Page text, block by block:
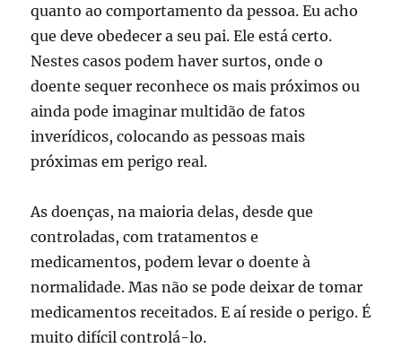
quanto ao comportamento da pessoa. Eu acho
que deve obedecer a seu pai. Ele está certo.
Nestes casos podem haver surtos, onde o
doente sequer reconhece os mais próximos ou
ainda pode imaginar multidão de fatos
inverídicos, colocando as pessoas mais
próximas em perigo real.
As doenças, na maioria delas, desde que
controladas, com tratamentos e
medicamentos, podem levar o doente à
normalidade. Mas não se pode deixar de tomar
medicamentos receitados. E aí reside o perigo. É
muito difícil controlá-lo.